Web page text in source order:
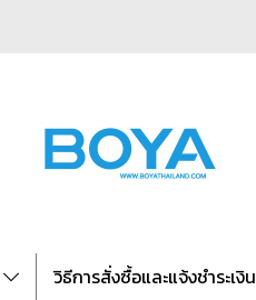
วิธีการสั่งซื้อและแจ้งชำระเงิน